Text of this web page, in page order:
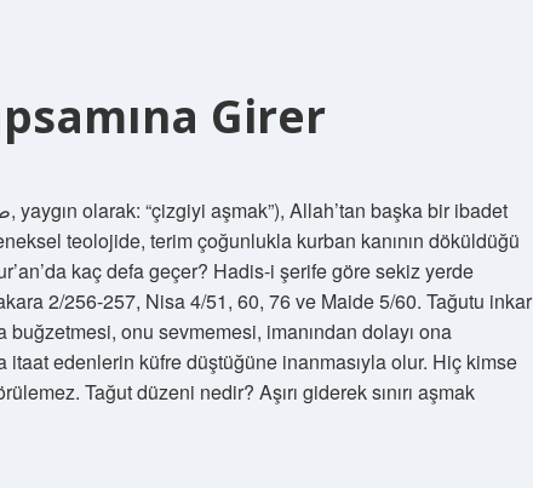
Girer
teolojide, terim çoğunlukla kurban kanının döküldüğü
kaç defa geçer? Hadis-i şerife göre sekiz yerde
2/256-257, Nisa 4/51, 60, 76 ve Maide 5/60. Tağutu inkar
onu sevmemesi, imanından dolayı ona
edenlerin küfre düştüğüne inanmasıyla olur. Hiç kimse
Tağut düzeni nedir? Aşırı giderek sınırı aşmak